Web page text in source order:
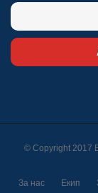
© Copyright 2017
За нас Екип